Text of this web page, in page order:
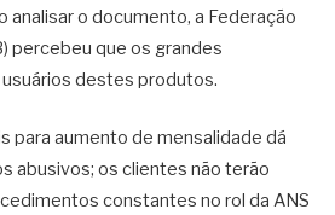
analisar o documento, a Federação
percebeu que os grandes
destes produtos.
para aumento de mensalidade dá
abusivos; os clientes não terão
constantes no rol da ANS